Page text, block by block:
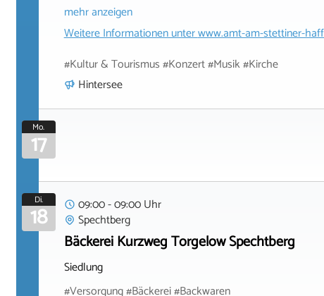
mehr anzeigen
Weitere Informationen unterwww.amt-am-stettiner-
#Kultur & Tourismus #Konzert #Musik #Kirche
Hintersee
Mo.
17
Di.
18
09:00 - 09:00 Uhr
Spechtberg
Bäckerei Kurzweg Torgelow Spechtberg
Siedlung
#Versorgung #Bäckerei #Backwaren